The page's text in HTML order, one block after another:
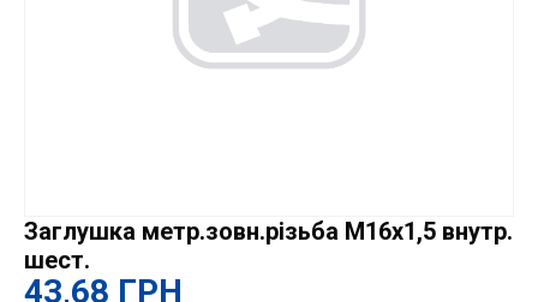
Заглушка метр.зовн.різьба М16х1,5 внутр.
шест.
43,68 ГРН